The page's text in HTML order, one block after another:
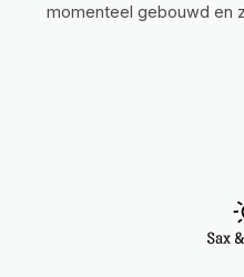
momenteel gebouwd en